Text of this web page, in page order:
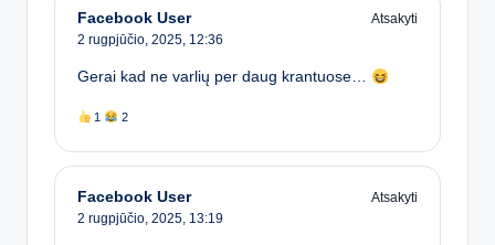
Facebook User
Atsakyti
2 rugpjūčio, 2025, 12:36
Gerai kad ne varlių per daug krantuose…
1 2
Facebook User
Atsakyti
2 rugpjūčio, 2025, 13:19